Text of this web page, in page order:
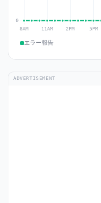
エラー報告
ADVERTISEMENT